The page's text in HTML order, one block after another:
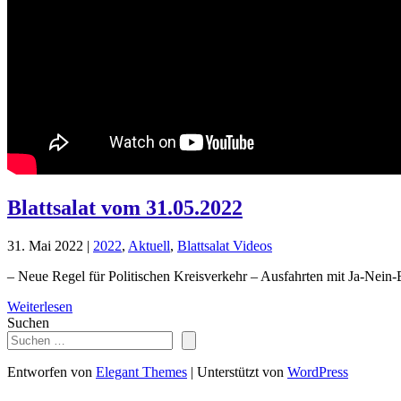
Blattsalat vom 31.05.2022
31. Mai 2022 | 2022, Aktuell, Blattsalat Videos
– Neue Regel für Politischen Kreisverkehr – Ausfahrten mit Ja-Nein-
Weiterlesen
Suchen
Entworfen von Elegant Themes | Unterstützt von WordPress